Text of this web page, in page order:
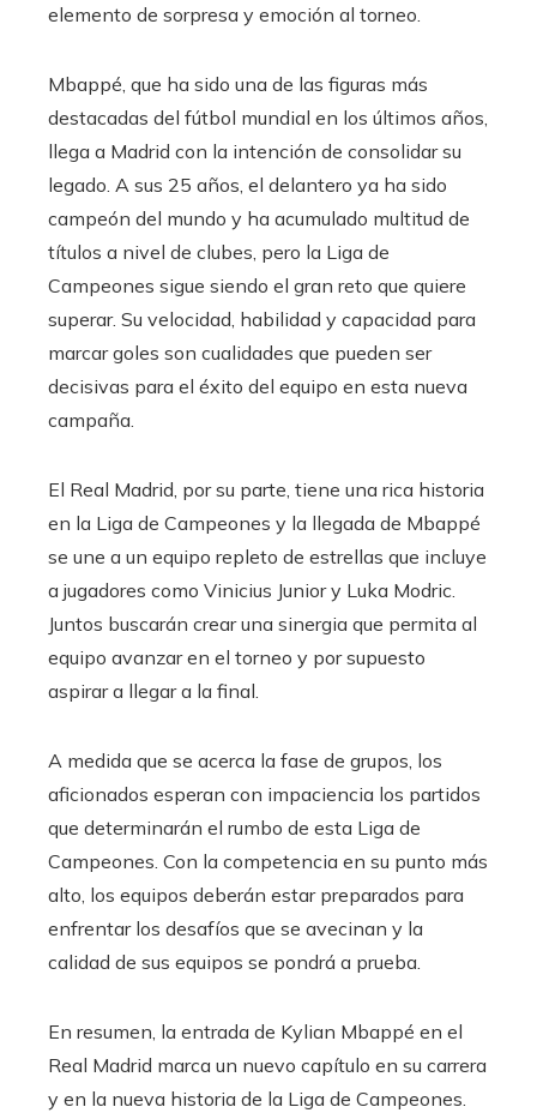
elemento de sorpresa y emoción al torneo.
Mbappé, que ha sido una de las figuras más
destacadas del fútbol mundial en los últimos años,
llega a Madrid con la intención de consolidar su
legado. A sus 25 años, el delantero ya ha sido
campeón del mundo y ha acumulado multitud de
títulos a nivel de clubes, pero la Liga de
Campeones sigue siendo el gran reto que quiere
superar. Su velocidad, habilidad y capacidad para
marcar goles son cualidades que pueden ser
decisivas para el éxito del equipo en esta nueva
campaña.
El Real Madrid, por su parte, tiene una rica historia
en la Liga de Campeones y la llegada de Mbappé
se une a un equipo repleto de estrellas que incluye
a jugadores como Vinicius Junior y Luka Modric.
Juntos buscarán crear una sinergia que permita al
equipo avanzar en el torneo y por supuesto
aspirar a llegar a la final.
A medida que se acerca la fase de grupos, los
aficionados esperan con impaciencia los partidos
que determinarán el rumbo de esta Liga de
Campeones. Con la competencia en su punto más
alto, los equipos deberán estar preparados para
enfrentar los desafíos que se avecinan y la
calidad de sus equipos se pondrá a prueba.
En resumen, la entrada de Kylian Mbappé en el
Real Madrid marca un nuevo capítulo en su carrera
y en la nueva historia de la Liga de Campeones.